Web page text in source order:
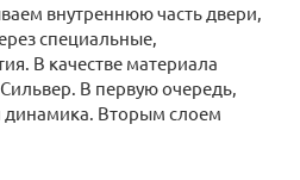
внутреннюю часть двери,
специальные,
В качестве материала
В первую очередь,
динамика. Вторым слоем